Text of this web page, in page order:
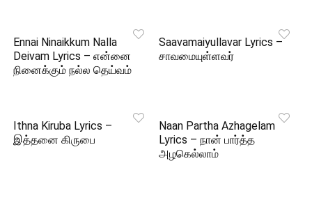
Ennai Ninaikkum Nalla
Deivam Lyrics – என்னை
நினைக்கும் நல்ல தெய்வம்
Saavamaiyullavar Lyrics –
சாவமையுள்ளவர்
Ithna Kiruba Lyrics –
இத்தனை கிருபை
Naan Partha Azhagelam
Lyrics – நான் பார்த்த
அழகெல்லாம்